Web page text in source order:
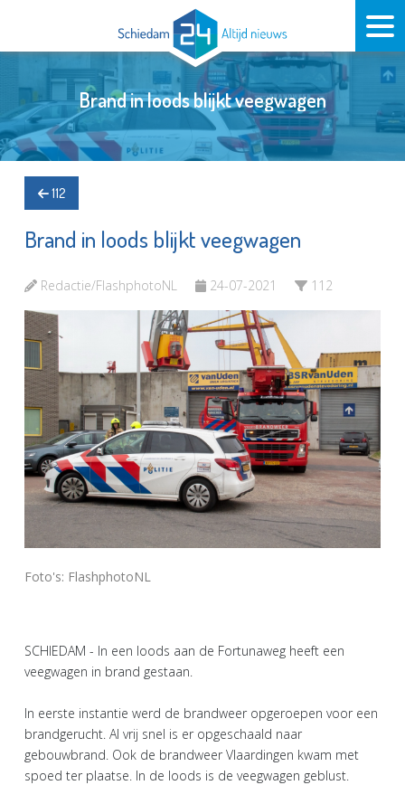
Brand in loods blijkt veegwagen
112
Brand in loods blijkt veegwagen
Redactie/FlashphotoNL 24-07-2021 112
Foto's: FlashphotoNL
SCHIEDAM - In een loods aan de Fortunaweg heeft een
veegwagen in brand gestaan.
In eerste instantie werd de brandweer opgeroepen voor een
brandgerucht. Al vrij snel is er opgeschaald naar
gebouwbrand. Ook de brandweer Vlaardingen kwam met
spoed ter plaatse. In de loods is de veegwagen geblust.